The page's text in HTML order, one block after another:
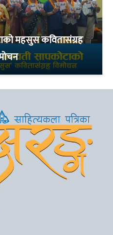
महसुस कवितासंग्रह